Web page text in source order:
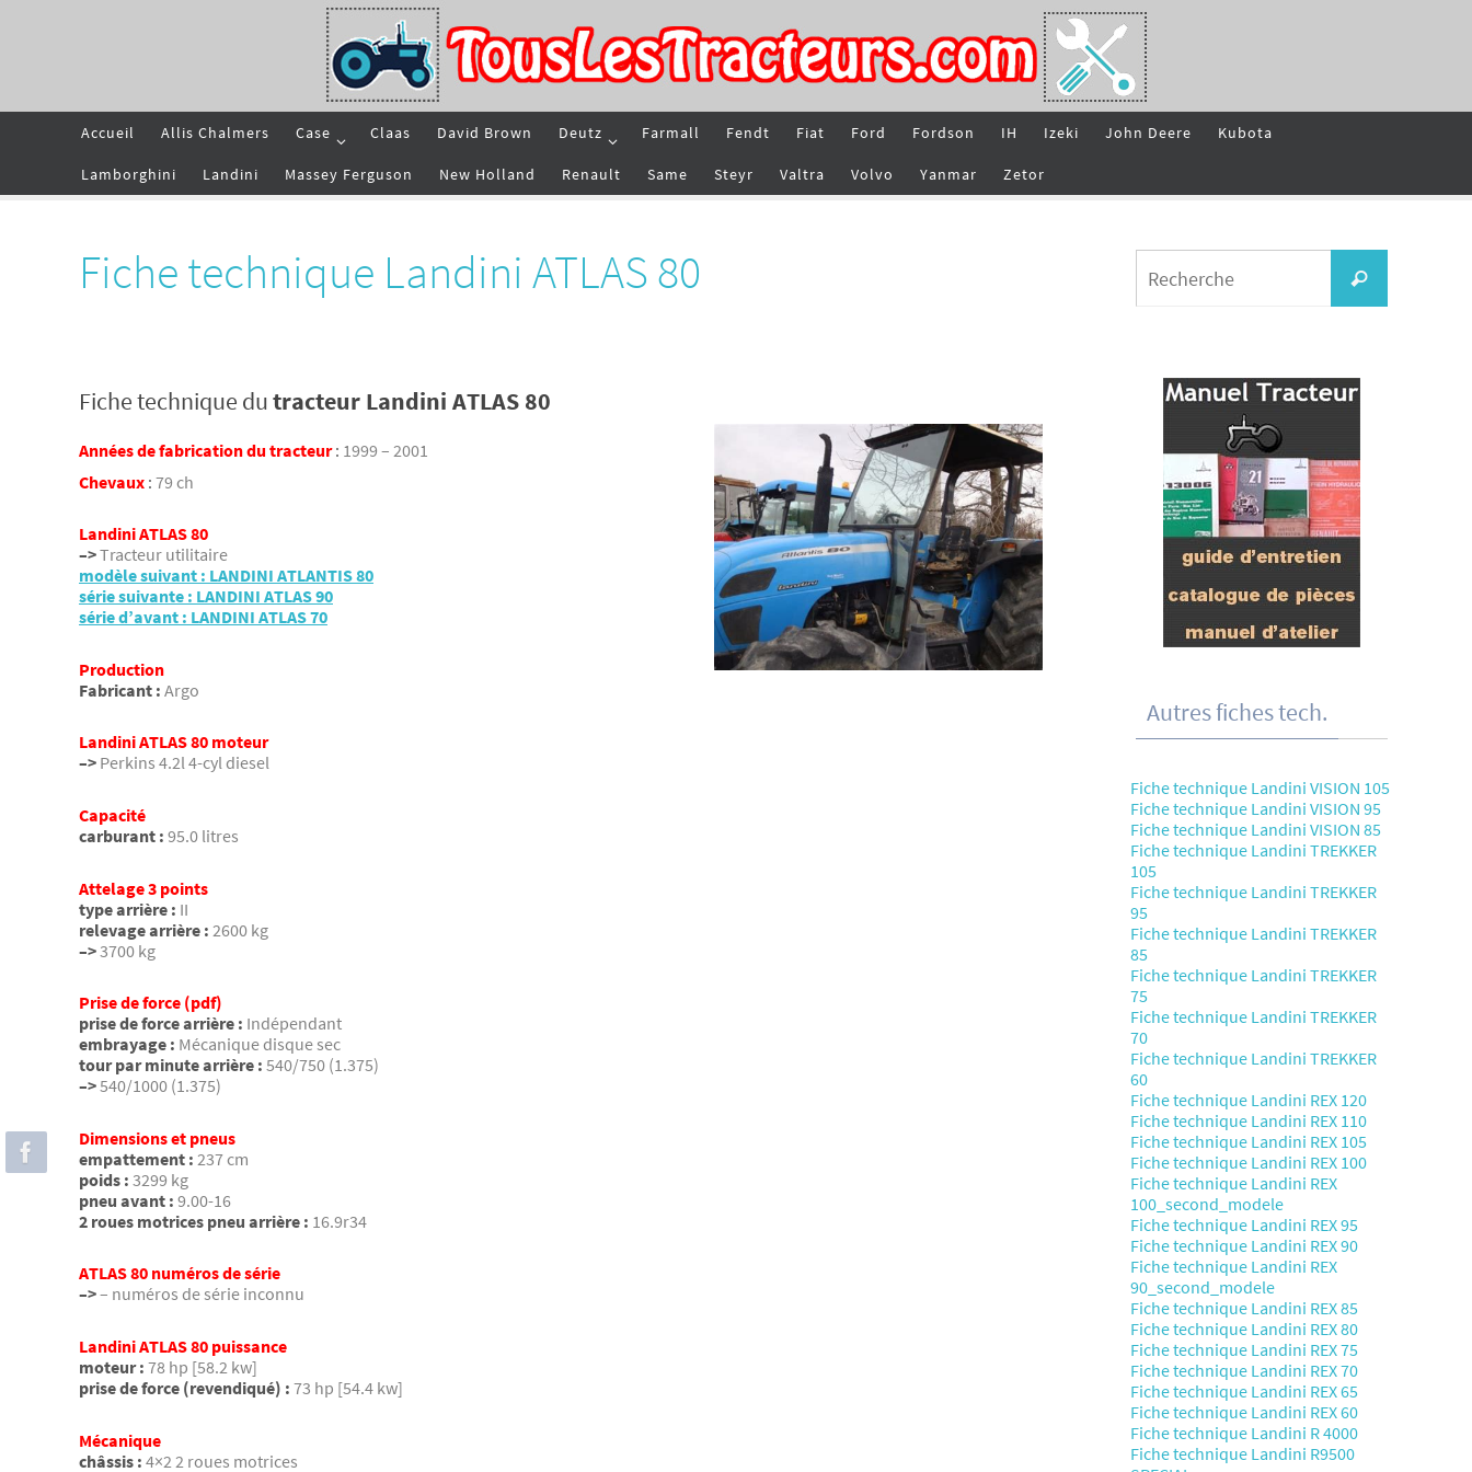
Accueil Allis Chalmers Case Claas David Brown Deutz Farmall Fendt Fiat Ford Fordson IH Izeki John Deere Kubota
Lamborghini Landini Massey Ferguson New Holland Renault Same Steyr Valtra Volvo Yanmar Zetor
Fiche technique Landini ATLAS 80
Fiche technique dutracteur Landini ATLAS 80
Années de fabrication du tracteur: 1999 – 2001
Chevaux : 79 ch
Landini ATLAS 80
–>Tracteur utilitaire
modèle suivant : LANDINI ATLANTIS 80
série suivante : LANDINI ATLAS 90
série d’avant : LANDINI ATLAS 70
Production
Fabricant : Argo
Landini ATLAS 80 moteur
–> Perkins 4.2l 4-cyl diesel
Capacité
carburant : 95.0 litres
Attelage 3 points
type arrière : II
relevage arrière : 2600 kg
–>3700 kg
Prise de force (pdf)
prise de force arrière : Indépendant
embrayage : Mécanique disque sec
tour par minute arrière : 540/750 (1.375)
–>540/1000 (1.375)
Dimensions et pneus
empattement : 237 cm
poids : 3299 kg
pneu avant : 9.00-16
2 roues motrices pneu arrière : 16.9r34
ATLAS 80 numéros de série
–>– numéros de série inconnu
Landini ATLAS 80 puissance
moteur : 78 hp [58.2 kw]
prise de force (revendiqué) : 73 hp [54.4 kw]
Mécanique
châssis : 4×2 2 roues motrices
Recherche
Autres fiches tech.
Fiche technique Landini VISION 105
Fiche technique Landini VISION 95
Fiche technique Landini VISION 85
Fiche technique Landini TREKKER
105
Fiche technique Landini TREKKER
95
Fiche technique Landini TREKKER
85
Fiche technique Landini TREKKER
75
Fiche technique Landini TREKKER
70
Fiche technique Landini TREKKER
60
Fiche technique Landini REX 120
Fiche technique Landini REX 110
Fiche technique Landini REX 105
Fiche technique Landini REX 100
Fiche technique Landini REX
100_second_modele
Fiche technique Landini REX 95
Fiche technique Landini REX 90
Fiche technique Landini REX
90_second_modele
Fiche technique Landini REX 85
Fiche technique Landini REX 80
Fiche technique Landini REX 75
Fiche technique Landini REX 70
Fiche technique Landini REX 65
Fiche technique Landini REX 60
Fiche technique Landini R 4000
Fiche technique Landini R9500